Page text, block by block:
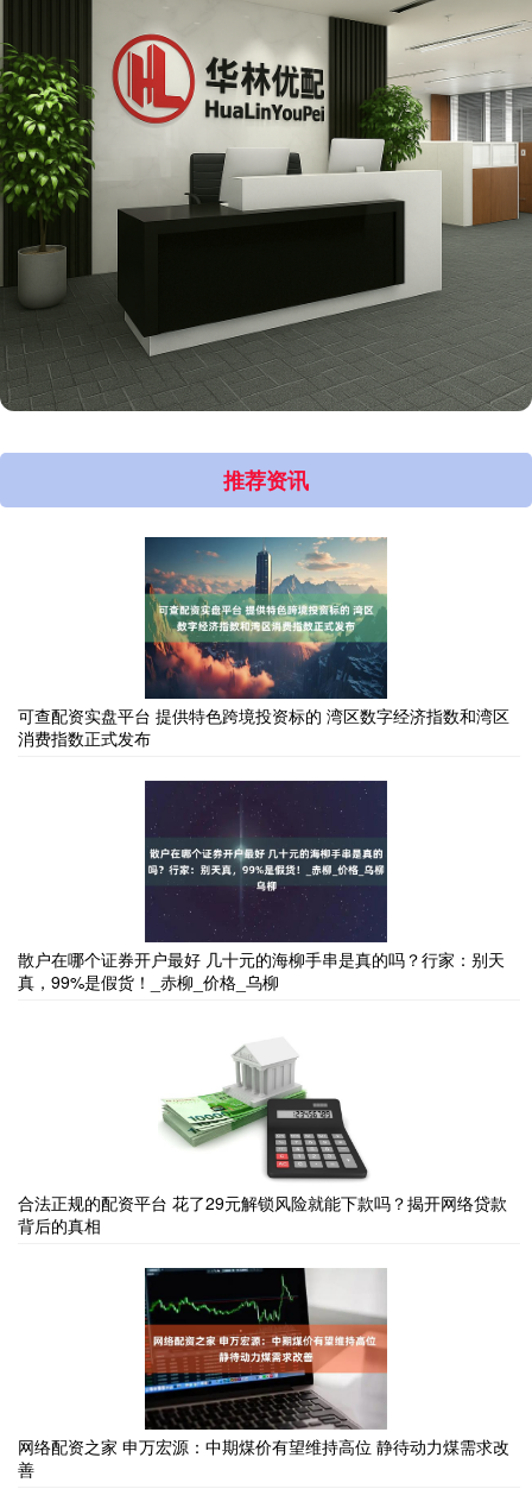
推荐资讯
可查配资实盘平台 提供特色跨境投资标的 湾区数字经济指数和湾区
消费指数正式发布
散户在哪个证券开户最好 几十元的海柳手串是真的吗？行家：别天
真，99%是假货！_赤柳_价格_乌柳
合法正规的配资平台 花了29元解锁风险就能下款吗？揭开网络贷款
背后的真相
网络配资之家 申万宏源：中期煤价有望维持高位 静待动力煤需求改
善